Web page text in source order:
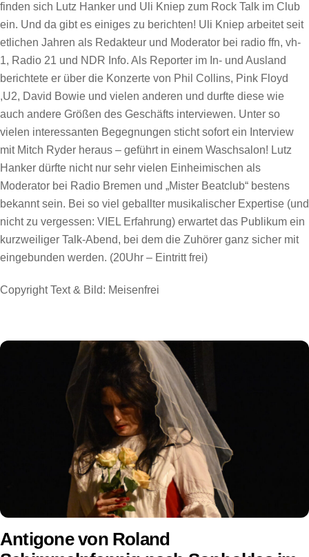
finden sich Lutz Hanker und Uli Kniep zum Rock Talk im Club
ein. Und da gibt es einiges zu berichten! Uli Kniep arbeitet seit
etlichen Jahren als Redakteur und Moderator bei radio ffn, vh-
1, Radio 21 und NDR Info. Als Reporter im In- und Ausland
berichtete er über die Konzerte von Phil Collins, Pink Floyd
,U2, David Bowie und vielen anderen und durfte diese wie
auch andere Größen des Geschäfts interviewen. Unter so
vielen interessanten Begegnungen sticht sofort ein Interview
mit Mitch Ryder heraus – geführt in einem Waschsalon! Lutz
Hanker dürfte nicht nur sehr vielen Einheimischen als
Moderator bei Radio Bremen und „Mister Beatclub“ bestens
bekannt sein. Bei so viel geballter musikalischer Expertise (und
nicht zu vergessen: VIEL Erfahrung) erwartet das Publikum ein
kurzweiliger Talk-Abend, bei dem die Zuhörer ganz sicher mit
eingebunden werden. (20Uhr – Eintritt frei)
Copyright Text & Bild: Meisenfrei
Antigone von Roland